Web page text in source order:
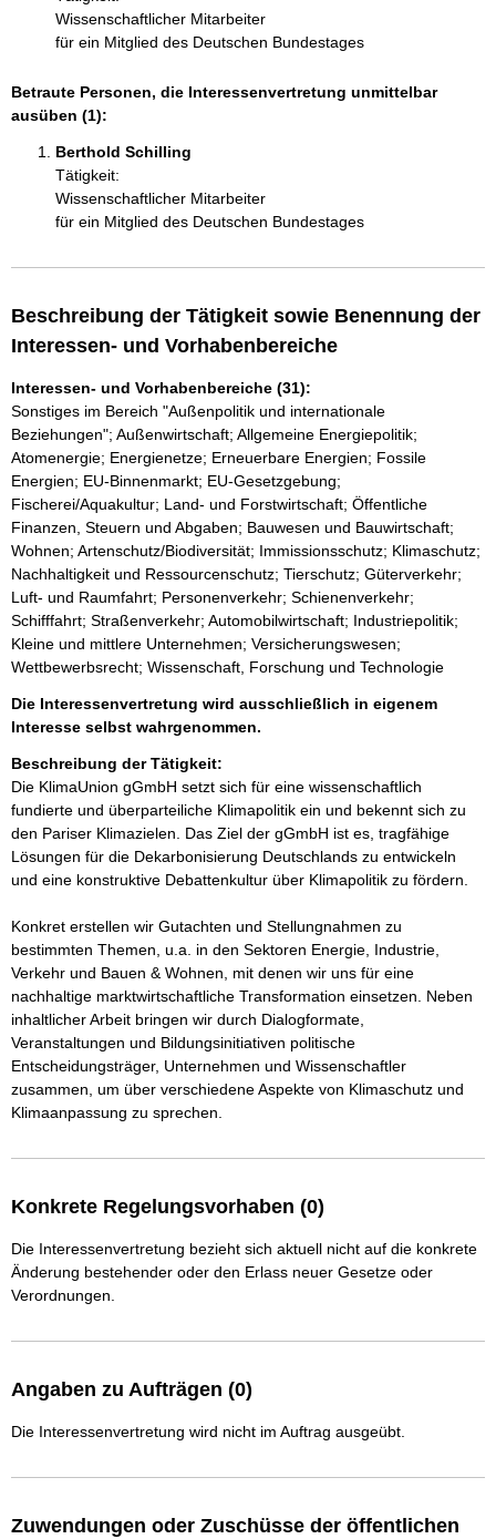
Wissenschaftlicher Mitarbeiter
für ein Mitglied des Deutschen Bundestages
Betraute Personen, die Interessenvertretung unmittelbar
ausüben (1):
Berthold Schilling
Tätigkeit:
Wissenschaftlicher Mitarbeiter
für ein Mitglied des Deutschen Bundestages
Beschreibung der Tätigkeit sowie Benennung der
Interessen- und Vorhabenbereiche
Interessen- und Vorhabenbereiche (31):
Sonstiges im Bereich "Außenpolitik und internationale
Beziehungen"; Außenwirtschaft; Allgemeine Energiepolitik;
Atomenergie; Energienetze; Erneuerbare Energien; Fossile
Energien; EU-Binnenmarkt; EU-Gesetzgebung;
Fischerei/Aquakultur; Land- und Forstwirtschaft; Öffentliche
Finanzen, Steuern und Abgaben; Bauwesen und Bauwirtschaft;
Wohnen; Artenschutz/Biodiversität; Immissionsschutz; Klimaschutz;
Nachhaltigkeit und Ressourcenschutz; Tierschutz; Güterverkehr;
Luft- und Raumfahrt; Personenverkehr; Schienenverkehr;
Schifffahrt; Straßenverkehr; Automobilwirtschaft; Industriepolitik;
Kleine und mittlere Unternehmen; Versicherungswesen;
Wettbewerbsrecht; Wissenschaft, Forschung und Technologie
Die Interessenvertretung wird ausschließlich in eigenem
Interesse selbst wahrgenommen.
Beschreibung der Tätigkeit:
Die KlimaUnion gGmbH setzt sich für eine wissenschaftlich
fundierte und überparteiliche Klimapolitik ein und bekennt sich zu
den Pariser Klimazielen. Das Ziel der gGmbH ist es, tragfähige
Lösungen für die Dekarbonisierung Deutschlands zu entwickeln
und eine konstruktive Debattenkultur über Klimapolitik zu fördern.
Konkret erstellen wir Gutachten und Stellungnahmen zu
bestimmten Themen, u.a. in den Sektoren Energie, Industrie,
Verkehr und Bauen & Wohnen, mit denen wir uns für eine
nachhaltige marktwirtschaftliche Transformation einsetzen. Neben
inhaltlicher Arbeit bringen wir durch Dialogformate,
Veranstaltungen und Bildungsinitiativen politische
Entscheidungsträger, Unternehmen und Wissenschaftler
zusammen, um über verschiedene Aspekte von Klimaschutz und
Klimaanpassung zu sprechen.
Konkrete Regelungsvorhaben (0)
Die Interessenvertretung bezieht sich aktuell nicht auf die konkrete
Änderung bestehender oder den Erlass neuer Gesetze oder
Verordnungen.
Angaben zu Aufträgen (0)
Die Interessenvertretung wird nicht im Auftrag ausgeübt.
Zuwendungen oder Zuschüsse der öffentlichen